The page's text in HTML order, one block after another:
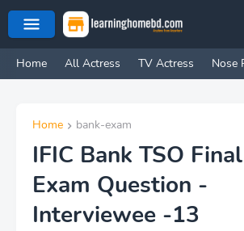
Home All Actress TV Actress Nose
Home bank-exam
IFIC Bank TSO
Exam Question -
Interviewee -13